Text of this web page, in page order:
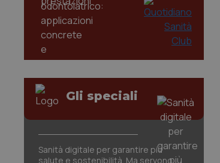
Gli speciali
Sanità digitale per garantire più
salute e sostenibilità. Ma servono